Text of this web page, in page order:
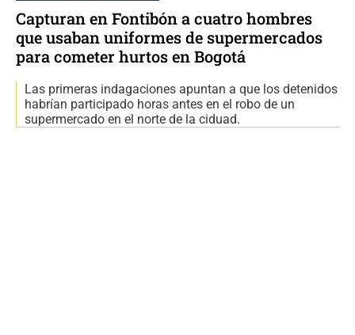
Capturan en Fontibón a cuatro hombres
que usaban uniformes de supermercados
para cometer hurtos en Bogotá
Las primeras indagaciones apuntan a que los detenidos
habrían participado horas antes en el robo de un
supermercado en el norte de la ciduad.